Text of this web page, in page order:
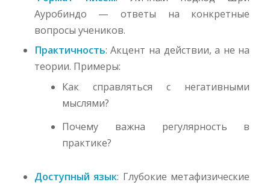
Ауробиндо — ответы на конкретные
вопросы учеников.
Практичность: Акцент на действии, а не на
теории. Примеры:
Как справляться с негативными
мыслями?
Почему важна регулярность в
практике?
Доступный язык: Глубокие метафизические